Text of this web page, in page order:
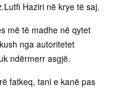
Haziri në krye të saj.
më të madhe në qytet
nga autoritetet
ndërmerr asgjë.
fatkeq, tani e kanë pas